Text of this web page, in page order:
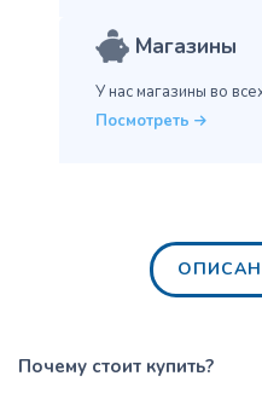
Магазины
У нас магазины во
Посмотреть
Почему стоит купить?